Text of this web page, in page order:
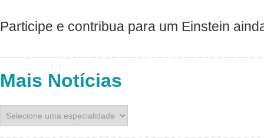
Participe e contribua para um Einstein
Mais Notícias